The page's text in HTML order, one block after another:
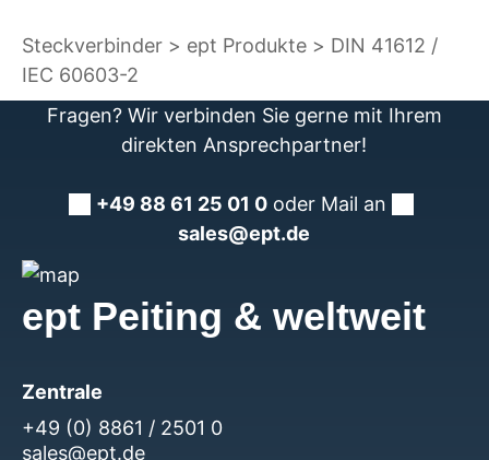
Steckverbinder ept Produkte
DIN 41612 /
IEC 60603-2
Fragen? Wir verbinden Sie gerne mit Ihrem
direkten Ansprechpartner!
+49 88 61 25 01 0 oder Mail an
sales@ept.de
ept Peiting & weltweit
Zentrale
+49 (0) 8861 / 2501 0
sales@ept.de